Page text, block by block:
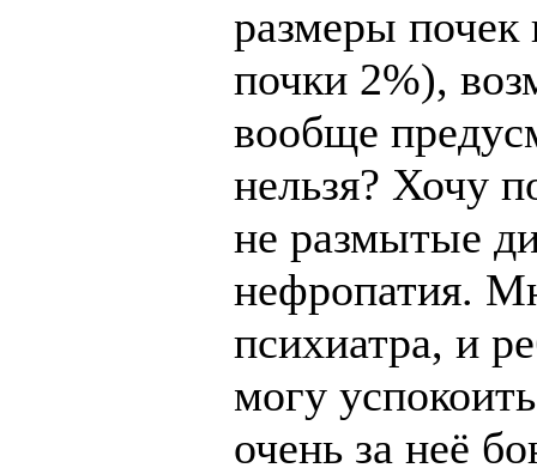
размеры почек
почки 2%),
вообще
нельзя? Хочу
не размытые
нефропатия.
психиатра, и
могу
очень за неё